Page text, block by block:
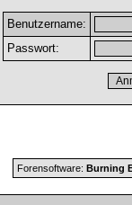
Benutzername:
Passwort:
Forensoftware: Burning